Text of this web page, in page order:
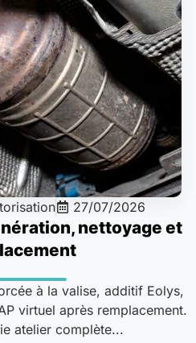
27/07/2026
nettoyage et
à la valise, additif Eolys,
virtuel après remplacement.
atelier complète...